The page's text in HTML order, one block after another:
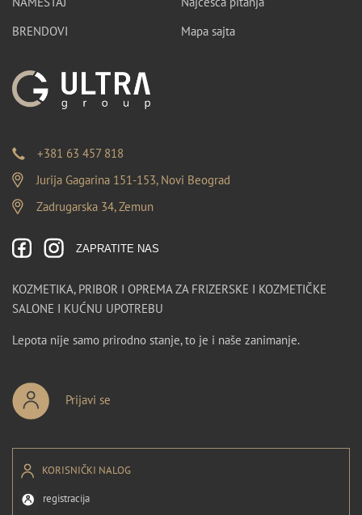
BRENDOVI
Mapa sajta
+381 63 457 818
Jurija Gagarina 151-153, Novi Beograd
Zadrugarska 34, Zemun
ZAPRATITE NAS
KOZMETIKA, PRIBOR I OPREMA ZA FRIZERSKE I KOZMETIČKE
SALONE I KUĆNU UPOTREBU
Lepota nije samo prirodno stanje, to je i naše zanimanje.
Prijavi se
KORISNIČKI NALOG
registracija